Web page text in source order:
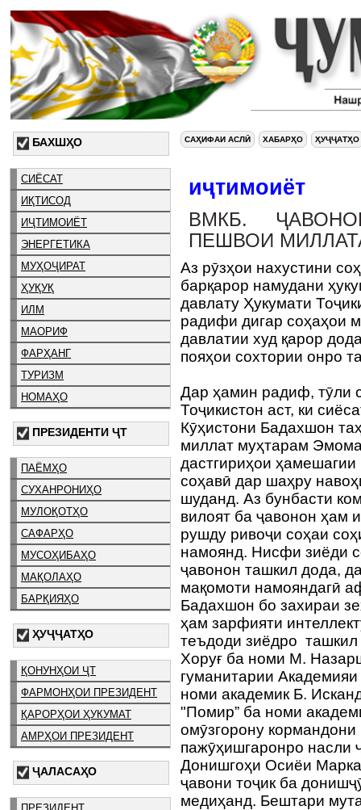
БАХШҲО
СИЁСАТ
ИҚТИСОД
ИҶТИМОИЁТ
ЭНЕРГЕТИКА
МУҲОҶИРАТ
ҲУҚУҚ
ИЛМ
МАОРИФ
ФАРҲАНГ
ТУРИЗМ
НОМАҲО
ПРЕЗИДЕНТИ ҶТ
ПАЁМҲО
СУХАНРОНИҲО
МУЛОҚОТҲО
САФАРҲО
МУСОҲИБАҲО
МАҚОЛАҲО
БАРҚИЯҲО
ҲУҶҶАТҲО
ҚОНУНҲОИ ҶТ
ФАРМОНҲОИ ПРЕЗИДЕНТ
ҚАРОРҲОИ ҲУКУМАТ
АМРҲОИ ПРЕЗИДЕНТ
ҶАЛАСАҲО
САҲИФАИ АСЛӢ ХАБАРҲО ҲУҶҶАТҲО
иҷтимоиёт
ВМКБ.
ПЕШВОИ
Аз рӯзҳои нахустини
барқарор намудани
давлату Ҳукумати
радифи дигар соҳаҳои
давлатии худ қарор
пояҳои сохтории онро
Дар ҳамин радиф, тӯли
Тоҷикистон аст, ки
Кӯҳистони Бадахшон
миллат муҳтарам
дастгириҳои
соҳавӣ дар шаҳру
шуданд. Аз бунбасти
вилоят ба ҷавонон ҳам
рушду ривоҷи соҳаи
намоянд. Нисфи зиёди
ҷавонон ташкил дода,
мақомоти намояндагӣ
Бадахшон бо захираи
ҳам зарфияти
теъдоди зиёдро
Хоруғ ба номи М.
гуманитарии
номи академик Б.
"Помир” ба номи
омӯзгорону
пажӯҳишгаронро насли
Донишгоҳи Осиёи
ҷавони тоҷик ба
медиҳанд. Бештари